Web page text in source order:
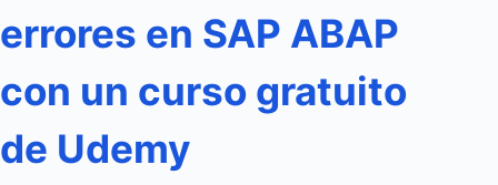
errores en SAP ABAP
con un curso gratuito
de Udemy